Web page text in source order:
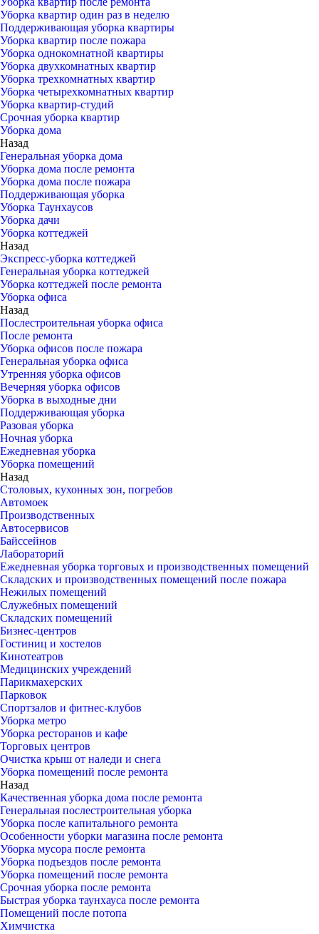
Уборка квартир один раз в неделю
Поддерживающая уборка квартиры
Уборка квартир после пожара
Уборка однокомнатной квартиры
Уборка двухкомнатных квартир
Уборка трехкомнатных квартир
Уборка четырехкомнатных квартир
Уборка квартир-студий
Срочная уборка квартир
Уборка дома
Назад
Генеральная уборка дома
Уборка дома после ремонта
Уборка дома после пожара
Поддерживающая уборка
Уборка Таунхаусов
Уборка дачи
Уборка коттеджей
Назад
Экспресс-уборка коттеджей
Генеральная уборка коттеджей
Уборка коттеджей после ремонта
Уборка офиса
Назад
Послестроительная уборка офиса
После ремонта
Уборка офисов после пожара
Генеральная уборка офиса
Утренняя уборка офисов
Вечерняя уборка офисов
Уборка в выходные дни
Поддерживающая уборка
Разовая уборка
Ночная уборка
Ежедневная уборка
Уборка помещений
Назад
Столовых, кухонных зон, погребов
Автомоек
Производственных
Автосервисов
Байссейнов
Лабораторий
Ежедневная уборка торговых и производственных помещений
Складских и производственных помещений после пожара
Нежилых помещений
Служебных помещений
Складских помещений
Бизнес-центров
Гостиниц и хостелов
Кинотеатров
Медицинских учреждений
Парикмахерских
Парковок
Спортзалов и фитнес-клубов
Уборка метро
Уборка ресторанов и кафе
Торговых центров
Очистка крыш от наледи и снега
Уборка помещений после ремонта
Назад
Качественная уборка дома после ремонта
Генеральная послестроительная уборка
Уборка после капитального ремонта
Особенности уборки магазина после ремонта
Уборка мусора после ремонта
Уборка подъездов после ремонта
Уборка помещений после ремонта
Срочная уборка после ремонта
Быстрая уборка таунхауса после ремонта
Помещений после потопа
Химчистка